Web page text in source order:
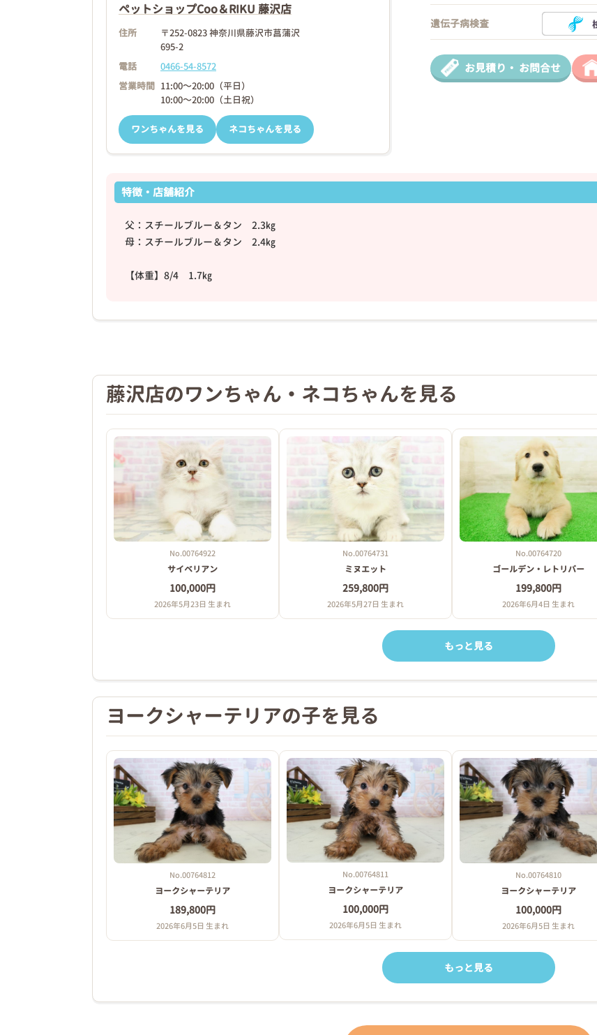
遺伝子病検査
お見積り・ お問合せ
ペットショップCoo＆RIKU 藤沢店
住所
〒252-0823 神奈川県藤沢市菖蒲沢
695-2
電話
0466-54-8572
営業時間 11:00～20:00（平日）
10:00～20:00（土日祝）
ワンちゃんを見る ネコちゃんを見る
特徴・店舗紹介
父：スチールブルー＆タン 2.3㎏
母：スチールブルー＆タン 2.4㎏
【体重】8/4 1.7㎏
藤沢店のワンちゃん・ネコちゃんを見る
No.00764922
サイベリアン
100,000円
2026年5月23日 生まれ
No.00764731
ミヌエット
259,800円
2026年5月27日 生まれ
No.00764720
ゴールデン・レトリバー
199,800円
2026年6月4日 生まれ
もっと見る
ヨークシャーテリアの子を見る
No.00764812
ヨークシャーテリア
189,800円
2026年6月5日 生まれ
No.00764811
ヨークシャーテリア
100,000円
2026年6月5日 生まれ
No.00764810
ヨークシャーテリア
100,000円
2026年6月5日 生まれ
もっと見る